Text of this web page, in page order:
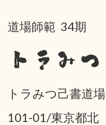
道場師範 34期
トラみつ
トラみつ己書道場
101-01/東京都北